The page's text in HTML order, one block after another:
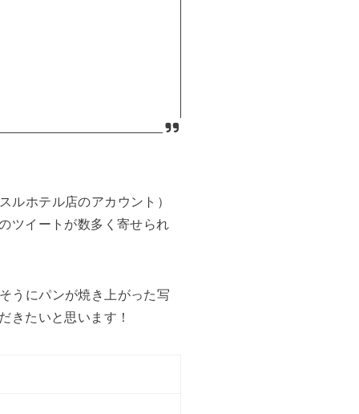
ホテル店のアカウント）
ツイートが数多く寄せられ
うにパンが焼き上がった写
きたいと思います！